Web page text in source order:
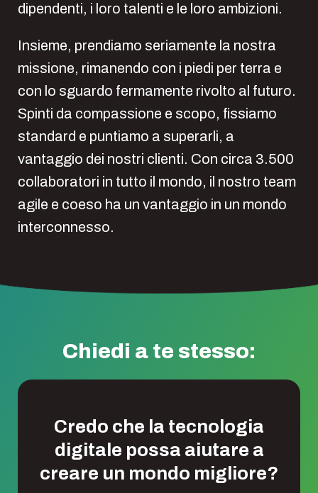
dipendenti, i loro talenti e le loro ambizioni.
Insieme, prendiamo seriamente la nostra
missione, rimanendo con i piedi per terra e
con lo sguardo fermamente rivolto al futuro.
Spinti da compassione e scopo, fissiamo
standard e puntiamo a superarli, a
vantaggio dei nostri clienti. Con circa 3.500
collaboratori in tutto il mondo, il nostro team
agile e coeso ha un vantaggio in un mondo
interconnesso.
Chiedi a te stesso:
Credo che la tecnologia
digitale possa aiutare a
creare un mondo migliore?